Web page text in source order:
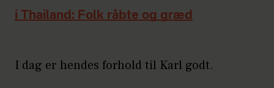
i Thailand: Folk råbte og græd
I dag er hendes forhold til Karl godt.